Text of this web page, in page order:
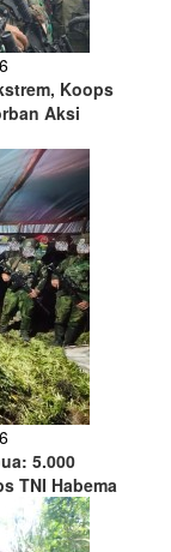
Koops
Aksi
5.000
TNI Habema